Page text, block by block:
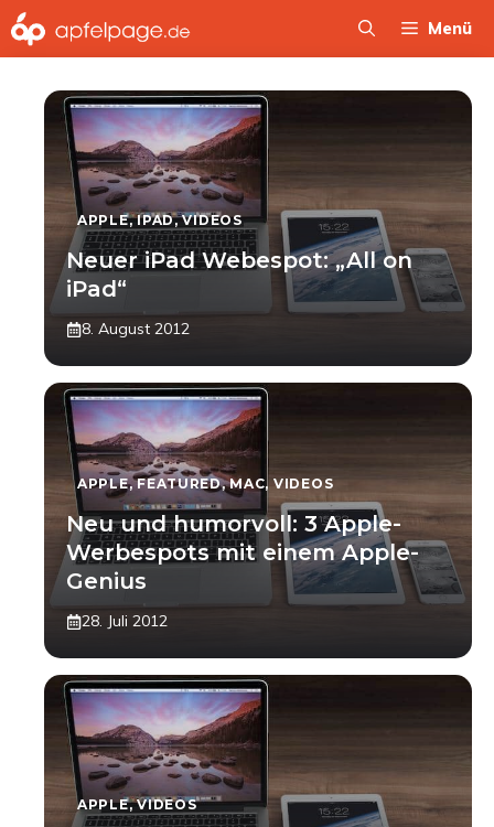
Zum
Inhalt
Menü
APPLE,IPAD,VIDEOS
Neuer iPad Webespot: „All on
iPad“
8. August 2012
APPLE,FEATURED,MAC,VIDEOS
Neu und humorvoll: 3 Apple-
Werbespots mit einem Apple-
Genius
28. Juli 2012
APPLE,VIDEOS